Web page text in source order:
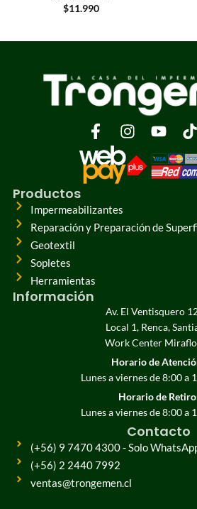
$11.990
Información
Av. El Ventisquero
Local 1, Renca,
Work Center
Horario de
Lunes a viernes de 8:00 a
Horario de
Lunes a viernes de 8:00 a
Productos
Impermeabilizantes
Reparación y Preparación de
Geotextil
Sopletes
Herramientas
Contacto
(+56) 9 7470 4300 - Solo
(+56) 2 2440 7992
ventas@trongemen.cl